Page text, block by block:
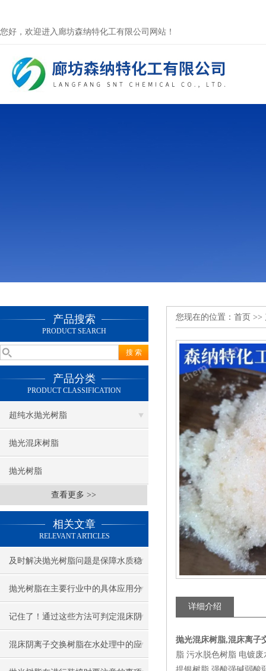
您好，欢迎进入廊坊森纳特化工有限公司网站！
产品搜索
PRODUCT SEARCH
产品分类
PRODUCT CLASSIFICATION
超纯水抛光树脂
抛光混床树脂
抛光树脂
查看更多 >>
相关文章
RELEVANT ARTICLES
及时解决抛光树脂问题是保障水质稳
的关键
抛光树脂在主要行业中的具体应用分
享
记住了！通过这些方法可判定混床阴
离子交换树脂是否需要更换
混床阴离子交换树脂在水处理中的应
您现在的位置： 首页 >>
详细介绍
抛光混床树脂,混床离子
脂 污水脱色树脂 电镀